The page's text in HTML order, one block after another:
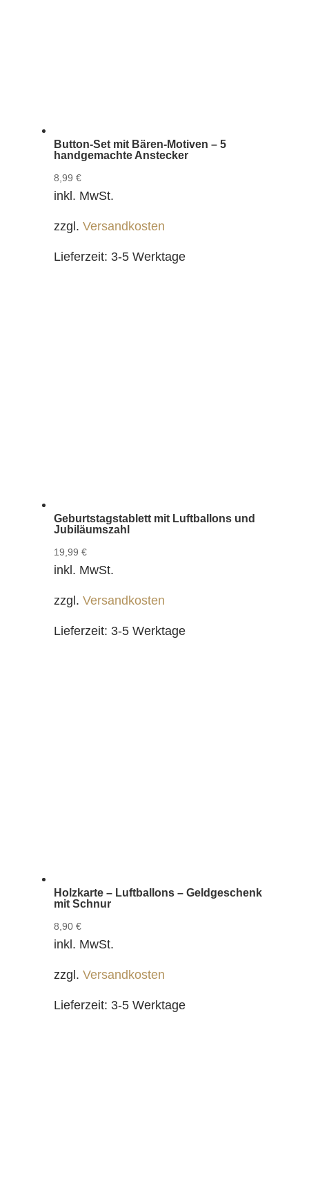
Button-Set mit Bären-Motiven – 5
handgemachte Anstecker
8,99 €
inkl. MwSt.
zzgl. Versandkosten
Lieferzeit: 3-5 Werktage
Geburtstagstablett mit Luftballons und
Jubiläumszahl
19,99 €
inkl. MwSt.
zzgl. Versandkosten
Lieferzeit: 3-5 Werktage
Holzkarte – Luftballons – Geldgeschenk
mit Schnur
8,90 €
inkl. MwSt.
zzgl. Versandkosten
Lieferzeit: 3-5 Werktage